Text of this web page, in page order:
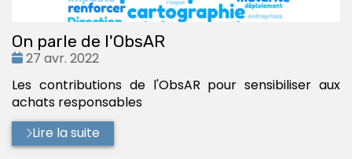
On parle de l'ObsAR
Date
27 avr. 2022
Les contributions de l'ObsAR pour sensibiliser aux
achats responsables
Lire la suite